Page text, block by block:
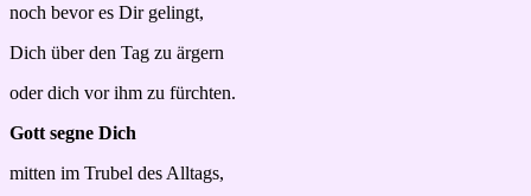
noch bevor es Dir gelingt,
Dich über den Tag zu ärgern
oder dich vor ihm zu fürchten.
Gott segne Dich
mitten im Trubel des Alltags,